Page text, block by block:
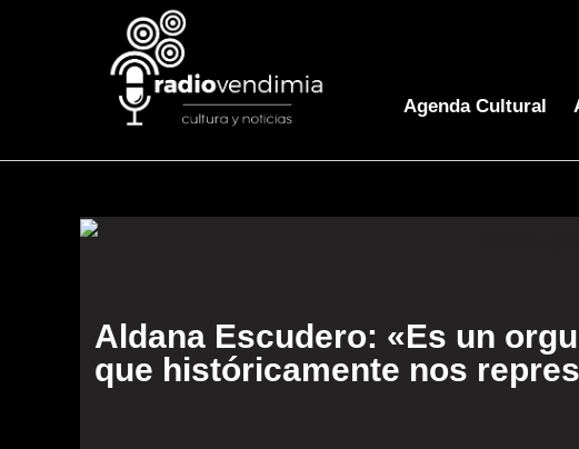
Agenda Cultural
Aldana Escudero: «Es un
que históricamente nos